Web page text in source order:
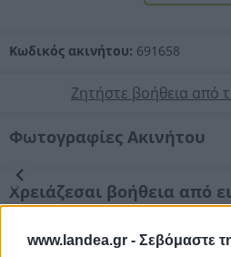
www.landea.gr - Σεβόμαστε
Κωδικός ακινήτου: 691658
Ζητήστε βοήθεια από
Φωτογραφίες Ακινήτου
Προηγούμενη
Επόμενη
Χρειάζεσαι βοήθεια από
σε πλειστηριασμό